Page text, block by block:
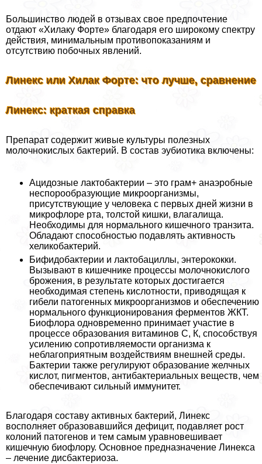
Большинство людей в отзывах свое предпочтение
отдают «Хилаку Форте» благодаря его широкому спектру
действия, минимальным противопоказаниям и
отсутствию побочных явлений.
Линекс или Хилак Форте: что лучше, сравнение
Линекс: краткая справка
Препарат содержит живые культуры полезных
молочнокислых бактерий. В состав эубиотика включены:
Ацидозные лактобактерии – это грам+ анаэробные
неспорообразующие микроорганизмы,
присутствующие у человека с первых дней жизни в
микрофлоре рта, толстой кишки, влагалища.
Необходимы для нормального кишечного транзита.
Обладают способностью подавлять активность
хеликобактерий.
Бифидобактерии и лактобациллы, энтерококки.
Вызывают в кишечнике процессы молочнокислого
брожения, в результате которых достигается
необходимая степень кислотности, приводящая к
гибели патогенных микроорганизмов и обеспечению
нормального функционирования ферментов ЖКТ.
Биофлора одновременно принимает участие в
процессе образования витаминов С, К, способствуя
усилению сопротивляемости организма к
нeблагоприятным воздействиям внешней среды.
Бактерии также регулируют образование желчных
кислот, пигментов, антибактериальных веществ, чем
обеспечивают сильный иммунитет.
Благодаря составу активных бактерий, Линекс
восполняет образовавшийся дефицит, подавляет рост
колоний патогенов и тем самым уравновешивает
кишечную биофлору. Основное предназначение Линекса
– лечение дисбактериоза.